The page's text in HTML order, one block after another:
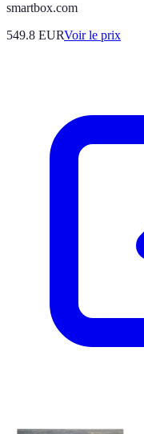
smartbox.com
549.8 EURVoir le prix